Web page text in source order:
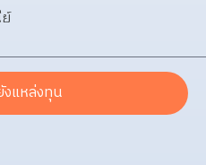
งแหล่งทุน